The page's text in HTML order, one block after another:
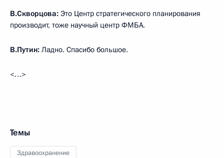
В.Скворцова: Это Центр стратегического планирования
производит, тоже научный центр ФМБА.
В.Путин: Ладно. Спасибо большое.
<…>
Темы
Здравоохранение